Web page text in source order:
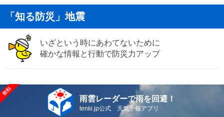
「知る防災」地震
いざという時にあわてないために
確かな情報と行動で防災力アップ
雨雲レーダーで雨を回避！
tenki.jp公式 天気予報アプリ